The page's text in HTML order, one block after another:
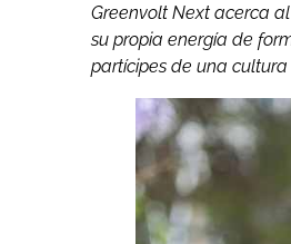
Greenvolt Next acerca
su propia energía de
partícipes de una